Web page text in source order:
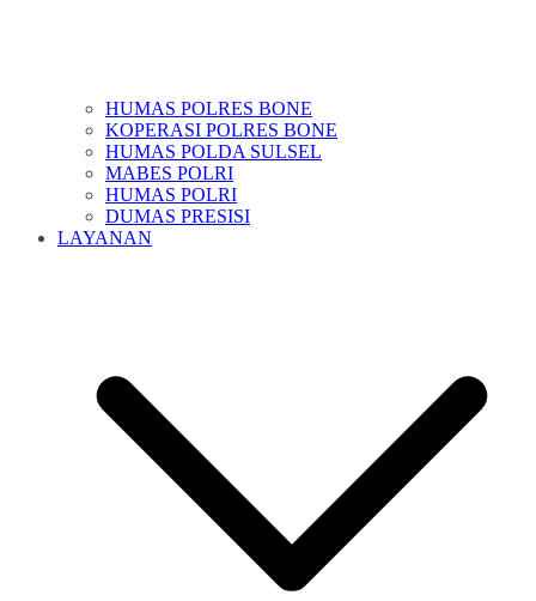
HUMAS POLRES BONE
KOPERASI POLRES BONE
HUMAS POLDA SULSEL
MABES POLRI
HUMAS POLRI
DUMAS PRESISI
LAYANAN